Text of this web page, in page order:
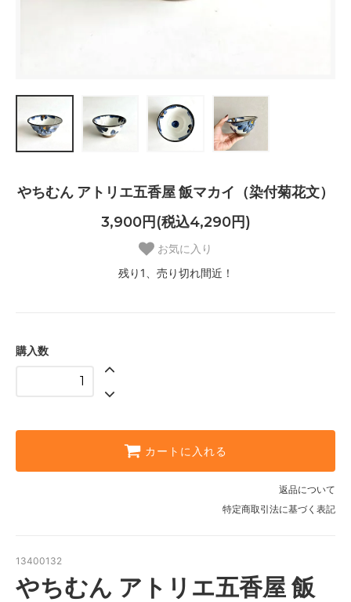
やちむん アトリエ五香屋 飯マカイ（染付菊花文）
3,900円(税込4,290円)
お気に入り
残り1、売り切れ間近！
購入数
カートに入れる
返品について
特定商取引法に基づく表記
13400132
やちむん アトリエ五香屋 飯